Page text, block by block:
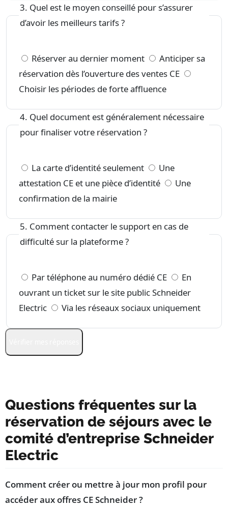
3. Quel est le moyen conseillé pour s’assurer
d’avoir les meilleurs tarifs ?
Réserver au dernier moment
Anticiper sa
réservation dès l’ouverture des ventes CE
Choisir les périodes de forte affluence
4. Quel document est généralement nécessaire
pour finaliser votre réservation ?
La carte d’identité seulement
Une
attestation CE et une pièce d’identité
Une
confirmation de la mairie
5. Comment contacter le support en cas de
difficulté sur la plateforme ?
Par téléphone au numéro dédié CE
En
ouvrant un ticket sur le site public Schneider
Electric
Via les réseaux sociaux uniquement
Questions fréquentes sur la
réservation de séjours avec le
comité d’entreprise Schneider
Electric
Comment créer ou mettre à jour mon profil pour
accéder aux offres CE Schneider ?